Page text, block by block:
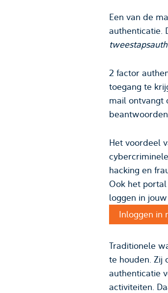
Een van de
authenticatie.
2 factor
toegang te
mail ontvangt
Het voordeel
hacking en
Ook het
loggen in jouw
Inloggen in
Traditionele
te houden. Zij
authenticatie
activiteiten.